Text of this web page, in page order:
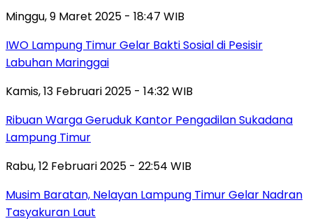
Minggu, 9 Maret 2025 - 18:47 WIB
IWO Lampung Timur Gelar Bakti Sosial di Pesisir
Labuhan Maringgai
Kamis, 13 Februari 2025 - 14:32 WIB
Ribuan Warga Geruduk Kantor Pengadilan Sukadana
Lampung Timur
Rabu, 12 Februari 2025 - 22:54 WIB
Musim Baratan, Nelayan Lampung Timur Gelar Nadran
Tasyakuran Laut